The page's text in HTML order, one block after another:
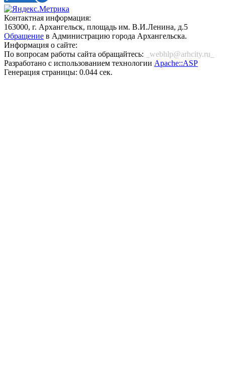
Контактная информация:
163000, г. Архангельск, площадь им. В.И.Ленина, д.5
Обращение в Администрацию города Архангельска.
Информация о сайте:
По вопросам работы сайта обращайтесь:
_webhlp@arhcity.ru_
Разработано с использованием технологии Apache::ASP
Генерация страницы: 0.044 сек.